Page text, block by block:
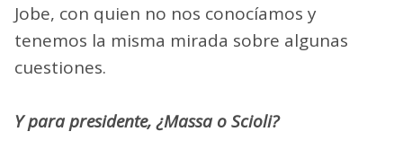
Jobe, con quien no nos conocíamos y
tenemos la misma mirada sobre algunas
cuestiones.
Y para presidente, ¿Massa o Scioli?